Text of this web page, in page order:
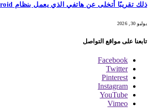
ذلك تقريبًا أتخلى عن هاتفي الذي يعمل بنظام Android تمامًا
يوليو 30, 2026
تابعنا على مواقع التواصل
Facebook
Twitter
Pinterest
Instagram
YouTube
Vimeo